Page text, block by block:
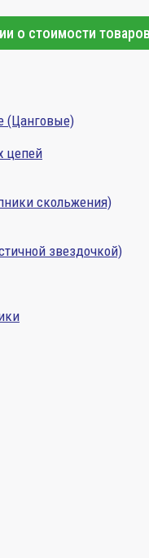
о стоимости
(Цанговые)
цепей
скольжения)
звездочкой)